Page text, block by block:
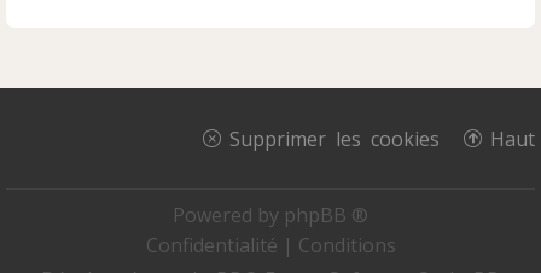
Haut
Supprimer les cookies
Powered by phpBB ®
Confidentialité | Conditions